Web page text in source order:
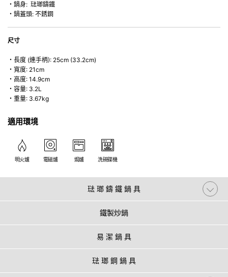
・鍋身: 琺瑯鑄鐵
・鍋蓋頭: 不銹鋼
尺寸
・長度 (連手柄): 25cm (33.2cm)
・寬度: 21cm
・高度: 14.9cm
・容量: 3.2L
・重量: 3.67kg
適用環境
明火爐 電磁爐 焗爐 洗碗碟機
琺 瑯 鑄 鐵 鍋 具
鐵製炒鍋
易 潔 鍋 具
琺 瑯 鋼 鍋 具